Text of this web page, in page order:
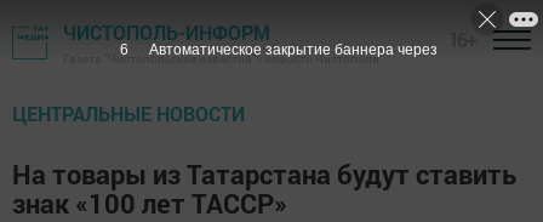
ЧИСТОПОЛЬ-ИНФОРМ
Газета "Чистопольские известия" - новости Чистополя
ЦЕНТРАЛЬНЫЕ НОВОСТИ
На товары из Татарстана будут ставить
знак «100 лет ТАССР»
5 Автоматическое закрытие баннера через